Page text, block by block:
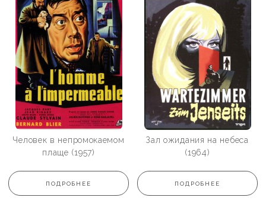
Человек в непромокаемом
плаще (1957)
ПОДРОБНЕЕ
Зал ожидания на небеса
(1964)
ПОДРОБНЕЕ